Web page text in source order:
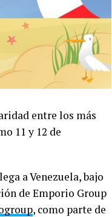
entre los más
11 y 12 de
a Venezuela, bajo
de Emporio Group
, como parte de